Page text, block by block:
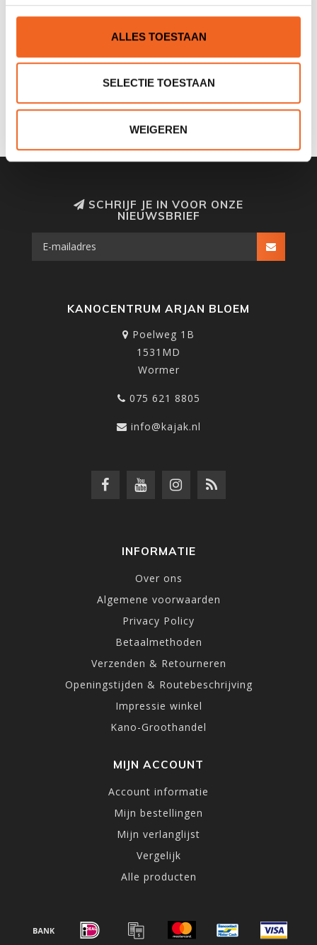
ALLES TOESTAAN
SELECTIE TOESTAAN
WEIGEREN
SUNNY WIEL COMPLEET
ONGELAGERD
SCHRIJF JE IN VOOR ONZE
NIEUWSBRIEF
KANOCENTRUM ARJAN BLOEM
Poelweg 1B
1531MD
Wormer
075 621 8805
info@kajak.nl
INFORMATIE
Over ons
Algemene voorwaarden
Privacy Policy
Betaalmethoden
Verzenden & Retourneren
Openingstijden & Routebeschrijving
Impressie winkel
Kano-Groothandel
MIJN ACCOUNT
Account informatie
Mijn bestellingen
Mijn verlanglijst
Vergelijk
Alle producten